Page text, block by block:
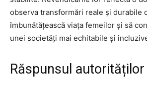
observa transformări reale și durabile
îmbunătățească viața femeilor și să
unei societăți mai echitabile și
Răspunsul autorităților